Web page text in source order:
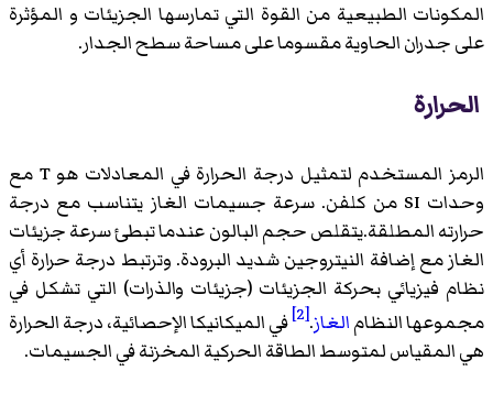
المكونات الطبيعية من القوة التي تمارسها الجزيئات و المؤثرة
على جدران الحاوية مقسوما على مساحة سطح الجدار.
الحرارة
الرمز المستخدم لتمثيل درجة الحرارة في المعادلات هو T مع
وحدات SI من كلفن. سرعة جسيمات الغاز يتناسب مع درجة
حرارته المطلقة.يتقلص حجم البالون عندما تبطئ سرعة جزيئات
الغاز مع إضافة النيتروجين شديد البرودة. وترتبط درجة حرارة أي
نظام فيزيائي بحركة الجزيئات (جزيئات والذرات) التي تشكل في
مجموعها النظامالغاز.
[2]
في الميكانيكا الإحصائية، درجة الحرارة
هي المقياس لمتوسط الطاقة الحركية المخزنة في الجسيمات.